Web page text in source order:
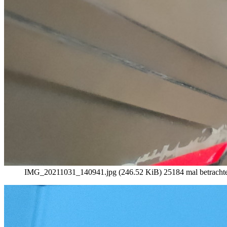
IMG_20211031_140941.jpg (246.52 KiB) 25184 mal